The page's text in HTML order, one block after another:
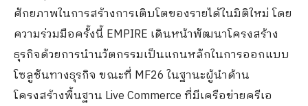
ศักยภาพในการสร้างการเติบโตของรายได้ในมิติใหม่ โดย
ความร่วมมือครั้งนี้ EMPIRE เดินหน้าพัฒนาโครงสร้าง
ธุรกิจด้วยการนำนวัตกรรมเป็นแกนหลักในการออกแบบ
โซลูชันทางธุรกิจ ขณะที่ MF26 ในฐานะผู้นำด้าน
โครงสร้างพื้นฐาน Live Commerce ที่มีเครือข่ายครีเอ